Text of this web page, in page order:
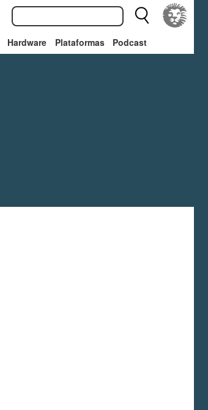
Hardware Plataformas Podcast